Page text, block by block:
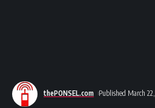
thePONSEL.com Published March